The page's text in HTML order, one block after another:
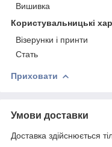
Вишивка
Користувальницькі
Візерунки і принти
Стать
Приховати
Умови доставки
Доставка здійснюється